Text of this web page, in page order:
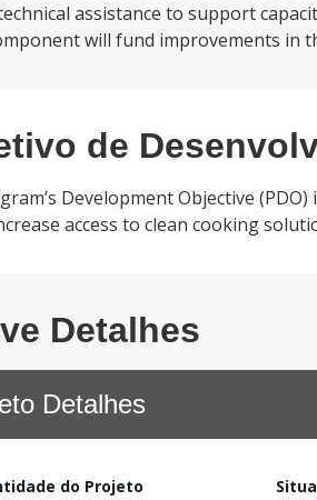
assistance to support
will fund improvements in
de
Development Objective
access to clean cooking
Detalhes
Detalhes
do Projeto